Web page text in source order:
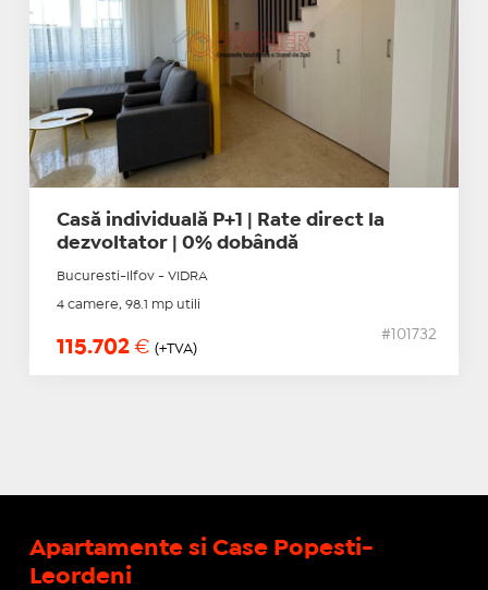
Casă individuală P+1 | Rate direct la
dezvoltator | 0% dobândă
Bucuresti-Ilfov - VIDRA
4 camere, 98.1 mp utili
115.702 € (+TVA)
#101732
Apartamente si Case Popesti-
Leordeni